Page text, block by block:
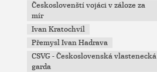
Českoslovenští vojáci v záloze za
mír
Ivan Kratochvíl
Přemysl Ivan Hadrava
CSVG - Československá vlastenecká
garda